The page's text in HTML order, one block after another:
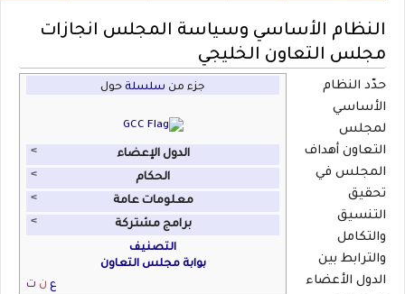
النظام الأساسي وسياسة المجلس انجازات
مجلس التعاون الخليجي
جزء من سلسلة حول
الدول الإعضاء ˂
الحكام ˂
معلومات عامة ˂
برامج مشتركة ˂
التصنيف
بوابة مجلس التعاون
ع ن ت
حدّد النظام
الأساسي
لمجلس
التعاون أهداف
المجلس في
تحقيق
التنسيق
والتكامل
والترابط بين
الدول الأعضاء